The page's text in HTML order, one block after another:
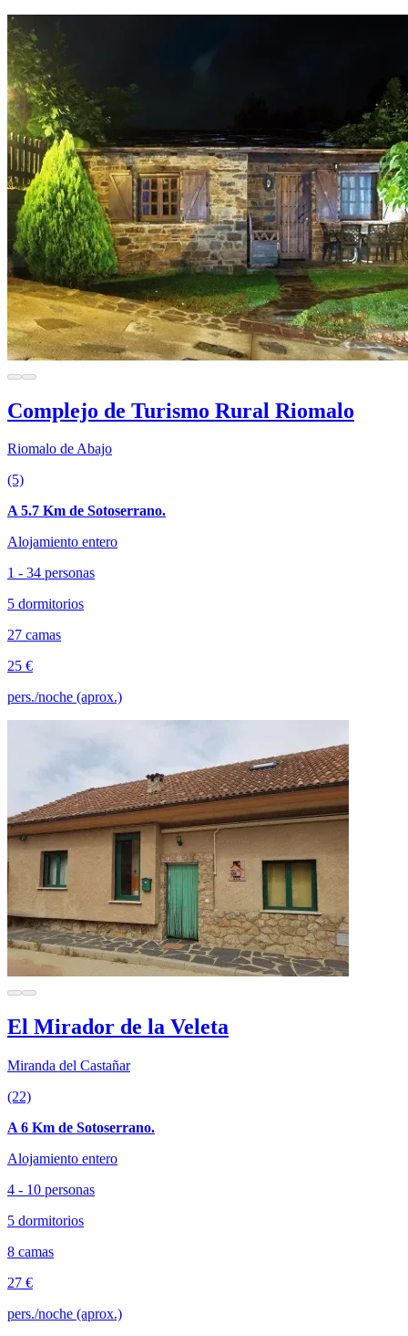
Complejo de Turismo Rural Riomalo
Riomalo de Abajo
(5)
A 5.7 Km de Sotoserrano.
Alojamiento entero
1 - 34 personas
5 dormitorios
27 camas
25 €
pers./noche (aprox.)
El Mirador de la Veleta
Miranda del Castañar
(22)
A 6 Km de Sotoserrano.
Alojamiento entero
4 - 10 personas
5 dormitorios
8 camas
27 €
pers./noche (aprox.)